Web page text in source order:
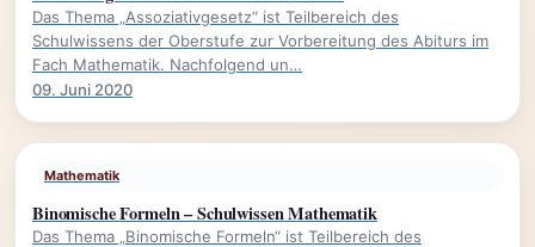
Das Thema „Assoziativgesetz“ ist Teilbereich des
Schulwissens der Oberstufe zur Vorbereitung des Abiturs im
Fach Mathematik. Nachfolgend un…
09. Juni 2020
Mathematik
Binomische Formeln – Schulwissen Mathematik
Das Thema „Binomische Formeln“ ist Teilbereich des